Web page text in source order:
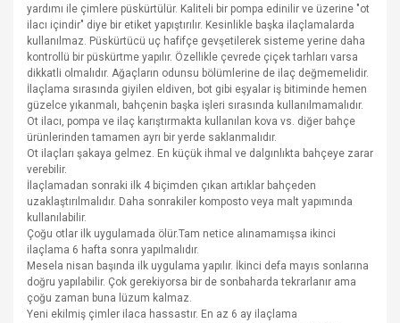
yardımı ile çimlere püskürtülür. Kaliteli bir pompa edinilir ve üzerine "ot
ilacı içindir" diye bir etiket yapıştırılır. Kesinlikle başka ilaçlamalarda
kullanılmaz. Püskürtücü uç hafifçe gevşetilerek sisteme yerine daha
kontrollü bir püskürtme yapılır. Özellikle çevrede çiçek tarhları varsa
dikkatli olmalıdır. Ağaçların odunsu bölümlerine de ilaç değmemelidir.
İlaçlama sırasında giyilen eldiven, bot gibi eşyalar iş bitiminde hemen
güzelce yıkanmalı, bahçenin başka işleri sırasında kullanılmamalıdır.
Ot ilacı, pompa ve ilaç karıştırmakta kullanılan kova vs. diğer bahçe
ürünlerinden tamamen ayrı bir yerde saklanmalıdır.
Ot ilaçları şakaya gelmez. En küçük ihmal ve dalgınlıkta bahçeye zarar
verebilir.
İlaçlamadan sonraki ilk 4 biçimden çıkan artıklar bahçeden
uzaklaştırılmalıdır. Daha sonrakiler komposto veya malt yapımında
kullanılabilir.
Çoğu otlar ilk uygulamada ölür.Tam netice alınamamışsa ikinci
ilaçlama 6 hafta sonra yapılmalıdır.
Mesela nisan başında ilk uygulama yapılır. İkinci defa mayıs sonlarına
doğru yapılabilir. Çok gerekiyorsa bir de sonbaharda tekrarlanır ama
çoğu zaman buna lüzum kalmaz.
Yeni ekilmiş çimler ilaca hassastır. En az 6 ay ilaçlama